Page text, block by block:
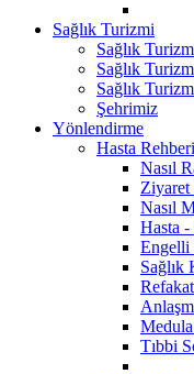
Sağlık Turizmi
Sağlık
Sağlık
Sağlık
Şehrimiz
Yönlendirme
Hasta Rehberi
Nasıl
Ziyaret
Nasıl
Hasta -
Engelli
Sağlık
Tıbbi